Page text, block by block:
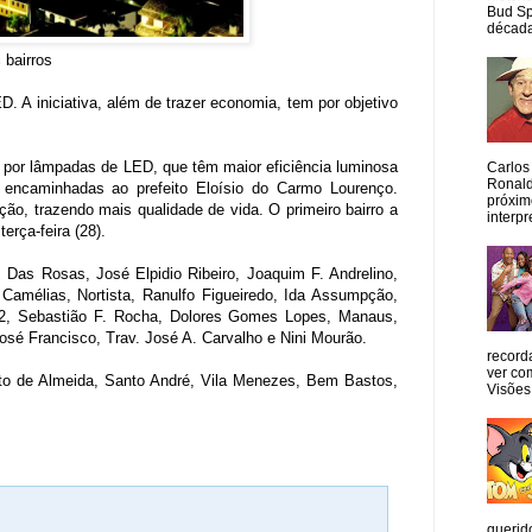
bairros
A iniciativa, além de trazer economia, tem por objetivo
lâmpadas de LED, que têm maior eficiência luminosa
ao prefeito Eloísio do Carmo Lourenço.
trazendo mais qualidade de vida. O primeiro bairro a
feira (28).
Rosas, José Elpidio Ribeiro, Joaquim F. Andrelino,
Nortista, Ranulfo Figueiredo, Ida Assumpção,
Sebastião F. Rocha, Dolores Gomes Lopes, Manaus,
Francisco, Trav. José A. Carvalho e Nini Mourão.
de Almeida, Santo André, Vila Menezes, Bem Bastos,
Bud
Carlos
ver